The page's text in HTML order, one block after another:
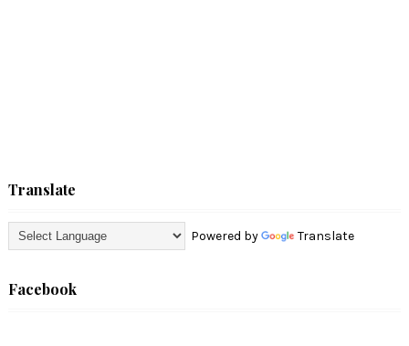
Translate
Powered by Translate
Facebook